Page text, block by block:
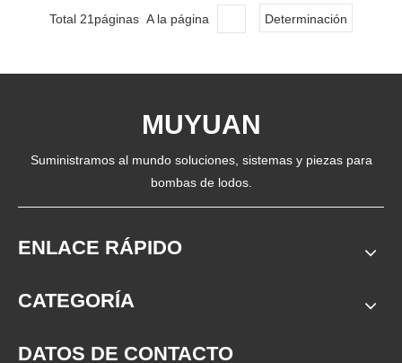
Total 21páginas A la página Determinación
MUYUAN
Suministramos al mundo soluciones, sistemas y piezas para
bombas de lodos.
ENLACE RÁPIDO
CATEGORÍA
DATOS DE CONTACTO